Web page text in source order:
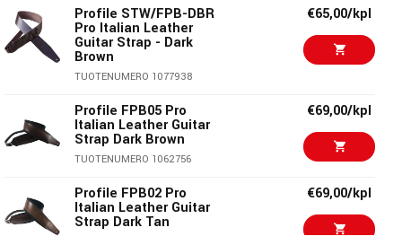
instrumentillesi.
Tekniset tiedot:
STW/FPB-BK
Materiaali:
Nahka
Minimipituus:
106cm
Maksimipituus:
130cm
Leveys:
6,4cm
Väri:
Profile STW/FPB-DBR
Pro Italian Leather
Guitar Strap - Dark
Brown
TUOTENUMERO 1077938
€65,00/kpl
Profile FPB05 Pro
Italian Leather Guitar
Strap Dark Brown
TUOTENUMERO 1062756
€69,00/kpl
Profile FPB02 Pro
Italian Leather Guitar
Strap Dark Tan
€69,00/kpl